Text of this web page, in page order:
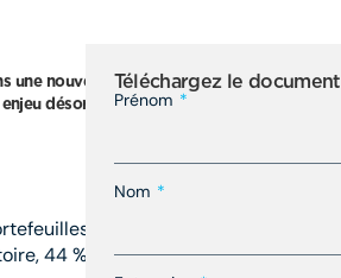
une nouvelle étape. Le
désormais est de créer de la
de cas d’usage.
44 % ont structuré leur
Téléchargez le document
Prénom
Nom